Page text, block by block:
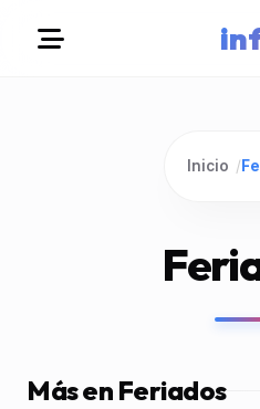
Inicio /
Más en Feriados